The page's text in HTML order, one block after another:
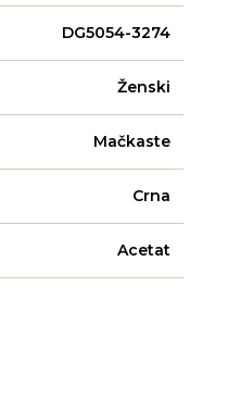
DG5054-3274
Ženski
Mačkaste
Crna
Acetat